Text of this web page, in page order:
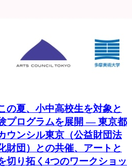
の夏、小中高校生を対象と
プログラムを展開 ― 東京都
ウンシル東京（公益財団法
財団）との共催、アートと
切り拓く4つのワークショッ